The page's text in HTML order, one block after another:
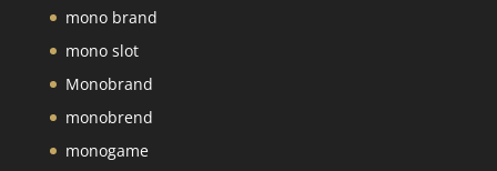
mono brand
mono slot
Monobrand
monobrend
monogame